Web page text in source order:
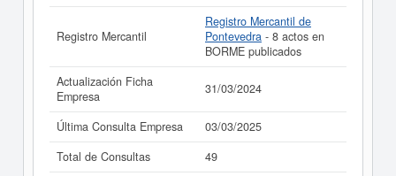
Registro Mercantil
Registro Mercantil de
Pontevedra - 8 actos en
BORME publicados
Actualización Ficha
Empresa
31/03/2024
Última Consulta Empresa
03/03/2025
Total de Consultas
49